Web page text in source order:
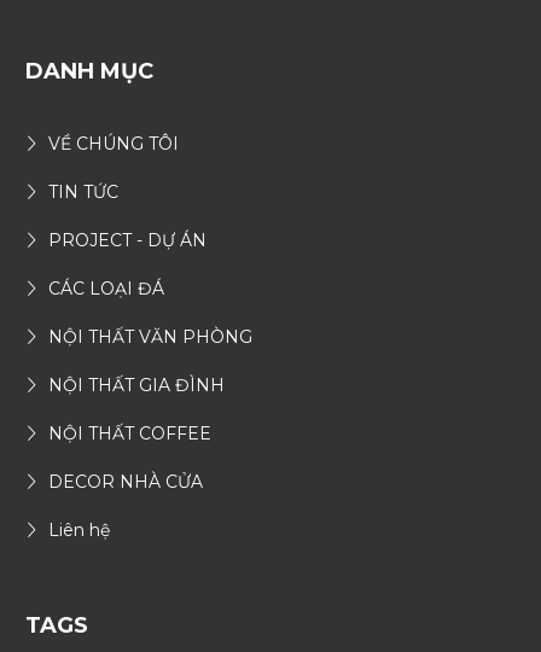
DANH MỤC
VỀ CHÚNG TÔI
TIN TỨC
PROJECT - DỰ ÁN
CÁC LOẠI ĐÁ
NỘI THẤT VĂN PHÒNG
NỘI THẤT GIA ĐÌNH
NỘI THẤT COFFEE
DECOR NHÀ CỬA
Liên hệ
TAGS